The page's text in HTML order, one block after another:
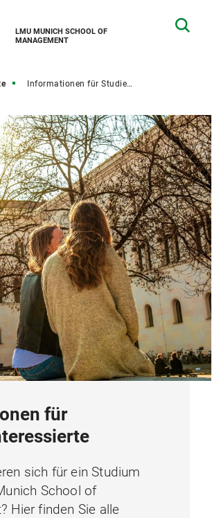
LMU MUNICH SCHOOL OF
MANAGEMENT
Informationen für Studieninteressierte
für
sich für ein Studium
School of
Hier finden Sie alle